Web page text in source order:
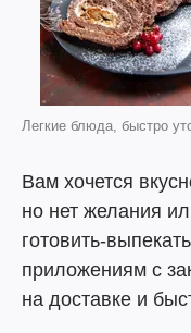
Легкие блюда, быстро
Вам хочется
но нет желания
готовить-
приложениям с
на доставке и